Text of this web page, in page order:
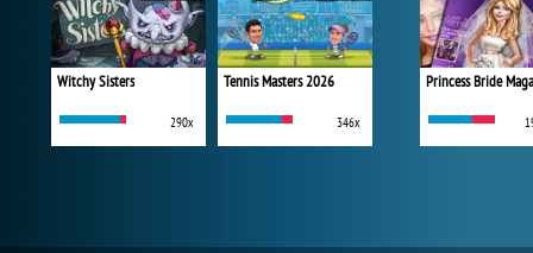
Witchy Sisters
290x
Tennis Masters 2026
346x
Princess Bride